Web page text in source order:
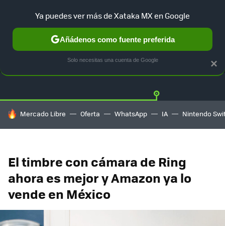
GUÍA DE COMPRAS MERCADO LIBRE
HOY SE HABLA DE
Mercado Libre Oferta WhatsApp IA Nintendo
El timbre con cámara de Ring
ahora es mejor y Amazon ya lo
vende en México
×
Ya puedes ver más de Xataka MX en Google
Añádenos como fuente preferida
Solo necesitas una cuenta de Google